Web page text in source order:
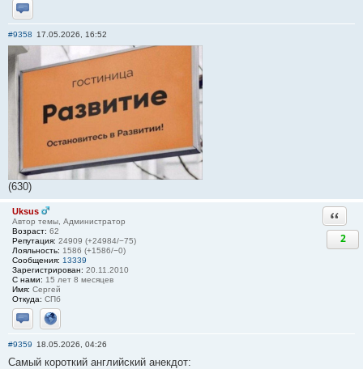
Отправить личное сообщение
#9358 17.05.2026, 16:52
(630)
Uksus
Автор темы, Администратор
Возраст: 62
Репутация: 24909 (+24984/−75)
Лояльность: 1586 (+1586/−0)
Сообщения: 13339
Зарегистрирован: 20.11.2010
С нами: 15 лет 8 месяцев
Имя: Сергей
Откуда: СПб
Отправить личное сообщение
Сайт
2
#9359 18.05.2026, 04:26
Самый короткий английский анекдот: